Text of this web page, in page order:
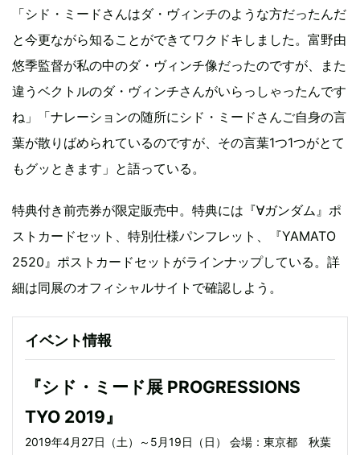
「シド・ミードさんはダ・ヴィンチのような方だったんだ
と今更ながら知ることができてワクドキしました。富野由
悠季監督が私の中のダ・ヴィンチ像だったのですが、また
違うベクトルのダ・ヴィンチさんがいらっしゃったんです
ね」「ナレーションの随所にシド・ミードさんご自身の言
葉が散りばめられているのですが、その言葉1つ1つがとて
もグッときます」と語っている。
特典付き前売券が限定販売中。特典には『∀ガンダム』ポ
ストカードセット、特別仕様パンフレット、『YAMATO
2520』ポストカードセットがラインナップしている。詳
細は同展のオフィシャルサイトで確認しよう。
イベント情報
『シド・ミード展 PROGRESSIONS
TYO 2019』
2019年4月27日（土）～5月19日（日） 会場：東京都 秋葉